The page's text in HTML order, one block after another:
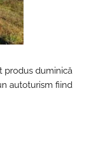
produs duminică
autoturism fiind